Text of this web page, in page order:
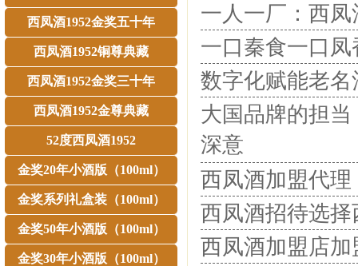
西凤酒1952金奖五十年
西凤酒1952铜尊典藏
西凤酒1952金奖三十年
西凤酒1952金尊典藏
52度西凤酒1952
金奖20年小酒版（100ml）
金奖系列礼盒装（100ml）
金奖50年小酒版（100ml）
金奖30年小酒版（100ml）
一人一厂：西
一口秦食一口
数字化赋能老
大国品牌的担
深意
西凤酒加盟代
西凤酒招待选择
西凤酒加盟店